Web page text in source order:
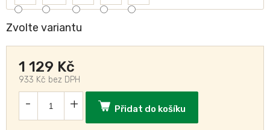
Zvolte variantu
1 129 Kč
933 Kč bez DPH
Přidat do košíku